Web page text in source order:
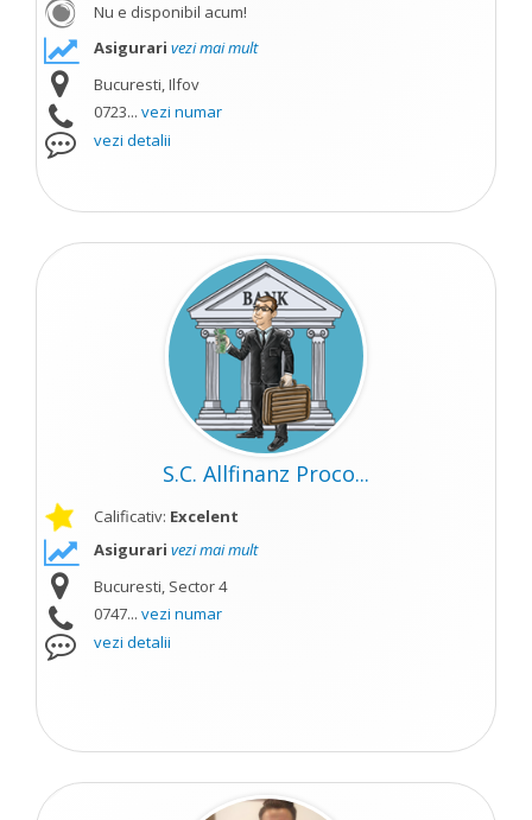
Nu e disponibil acum!
Asigurari vezi mai mult
Bucuresti, Ilfov
0723... vezi numar
vezi detalii
S.C. Allfinanz Proco...
Calificativ: Excelent
Asigurari vezi mai mult
Bucuresti, Sector 4
0747... vezi numar
vezi detalii